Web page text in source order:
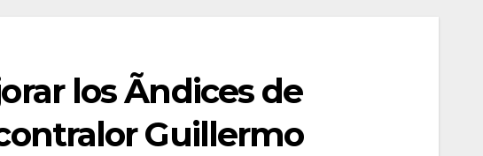
los Ãndices de
Guillermo